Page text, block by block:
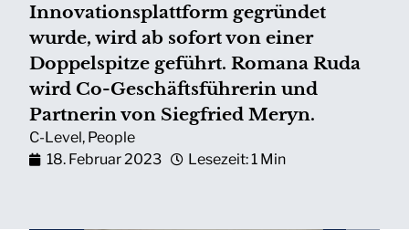
Innovationsplattform gegründet
wurde, wird ab sofort von einer
Doppelspitze geführt. Romana Ruda
wird Co-Geschäftsführerin und
Partnerin von Siegfried Meryn.
C-Level, People
18. Februar 2023
Lesezeit: 1 Min